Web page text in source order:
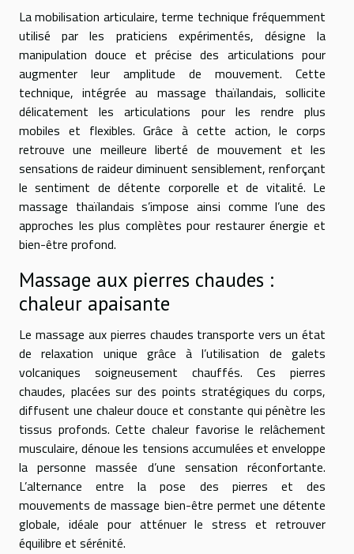
La mobilisation articulaire, terme technique fréquemment
utilisé par les praticiens expérimentés, désigne la
manipulation douce et précise des articulations pour
augmenter leur amplitude de mouvement. Cette
technique, intégrée au massage thaïlandais, sollicite
délicatement les articulations pour les rendre plus
mobiles et flexibles. Grâce à cette action, le corps
retrouve une meilleure liberté de mouvement et les
sensations de raideur diminuent sensiblement, renforçant
le sentiment de détente corporelle et de vitalité. Le
massage thaïlandais s’impose ainsi comme l’une des
approches les plus complètes pour restaurer énergie et
bien-être profond.
Massage aux pierres chaudes :
chaleur apaisante
Le massage aux pierres chaudes transporte vers un état
de relaxation unique grâce à l’utilisation de galets
volcaniques soigneusement chauffés. Ces pierres
chaudes, placées sur des points stratégiques du corps,
diffusent une chaleur douce et constante qui pénètre les
tissus profonds. Cette chaleur favorise le relâchement
musculaire, dénoue les tensions accumulées et enveloppe
la personne massée d’une sensation réconfortante.
L’alternance entre la pose des pierres et des
mouvements de massage bien-être permet une détente
globale, idéale pour atténuer le stress et retrouver
équilibre et sérénité.